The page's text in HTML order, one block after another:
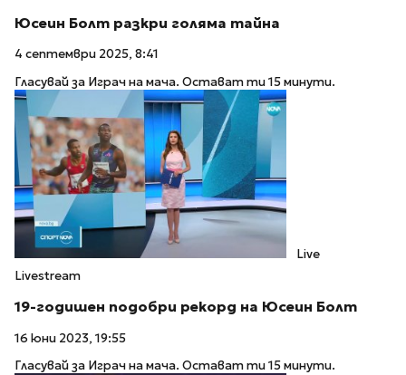
Юсеин Болт разкри голяма тайна
4 септември 2025, 8:41
Гласувай за Играч на мача. Остават ти 15 минути.
Live
Livestream
19-годишен подобри рекорд на Юсеин Болт
16 юни 2023, 19:55
Гласувай за Играч на мача. Остават ти 15 минути.